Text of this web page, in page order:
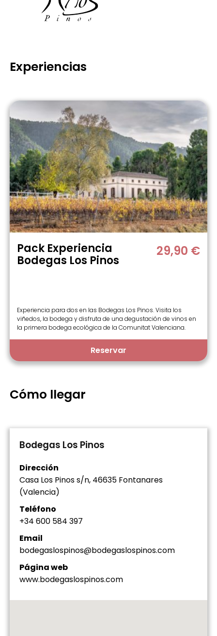
Experiencias
Pack Experiencia
Bodegas Los Pinos
29,90 €
Experiencia para dos en las Bodegas Los Pinos. Visita los
viñedos, la bodega y disfruta de una degustación de vinos en
la primera bodega ecológica de la Comunitat Valenciana.
Reservar
Cómo llegar
Bodegas Los Pinos
Dirección
Casa Los Pinos s/n, 46635 Fontanares
(Valencia)
Teléfono
+34 600 584 397
Email
bodegaslospinos@bodegaslospinos.com
Página web
www.bodegaslospinos.com